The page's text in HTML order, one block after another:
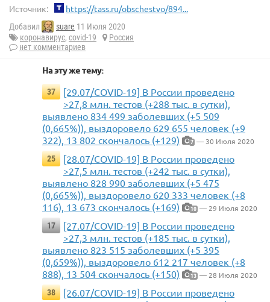
Источник: https://tass.ru/obschestvo/894...
Добавил suare 11 Июля 2020
коронавирус, covid-19
Россия
нет комментариев
На эту же тему:
37
[29.07/COVID-19] В России проведено
>27,8 млн. тестов (+288 тыс. в сутки),
выявлено 834 499 заболевших (+5 509
(0,665%)), выздоровело 629 655 человек (+9
322), 13 802 скончалось (+129)
7 — 30 Июля 2020
25
[28.07/COVID-19] В России проведено
>27,5 млн. тестов (+242 тыс. в сутки),
выявлено 828 990 заболевших (+5 475
(0,665%)), выздоровело 620 333 человек (+8
116), 13 673 скончалось (+169)
10 — 29 Июля 2020
17
[27.07/COVID-19] В России проведено
>27,3 млн. тестов (+185 тыс. в сутки),
выявлено 823 515 заболевших (+5 395
(0,659%)), выздоровело 612 217 человек (+8
888), 13 504 скончалось (+150)
13 — 28 Июля 2020
38
[26.07/COVID-19] В России проведено